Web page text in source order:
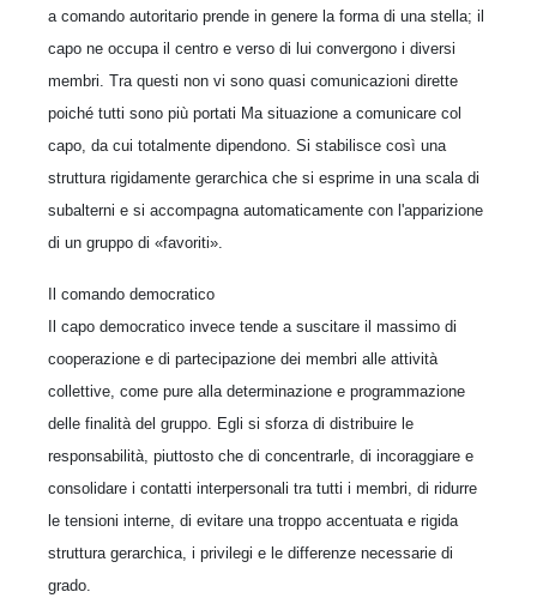
a comando autoritario prende in genere la forma di una stella; il
capo ne occupa il centro e verso di lui convergono i diversi
membri. Tra questi non vi sono quasi comunicazioni dirette
poiché tutti sono più portati Ma situazione a comunicare col
capo, da cui totalmente dipendono. Si stabilisce così una
struttura rigidamente gerarchica che si esprime in una scala di
subalterni e si accompagna automaticamente con l'apparizione
di un gruppo di «favoriti».
Il comando democratico
Il capo democratico invece tende a suscitare il massimo di
cooperazione e di partecipazione dei membri alle attività
collettive, come pure alla determinazione e programmazione
delle finalità del gruppo. Egli si sforza di distribuire le
responsabilità, piuttosto che di concentrarle, di incoraggiare e
consolidare i contatti interpersonali tra tutti i membri, di ridurre
le tensioni interne, di evitare una troppo accentuata e rigida
struttura gerarchica, i privilegi e le differenze necessarie di
grado.